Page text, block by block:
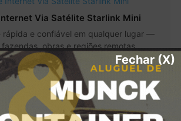
Via Satélite Starlink Mini
rápida e confiável em qualquer lugar —
obras e regiões remotas.
Comprar Agora
Fechar (X)